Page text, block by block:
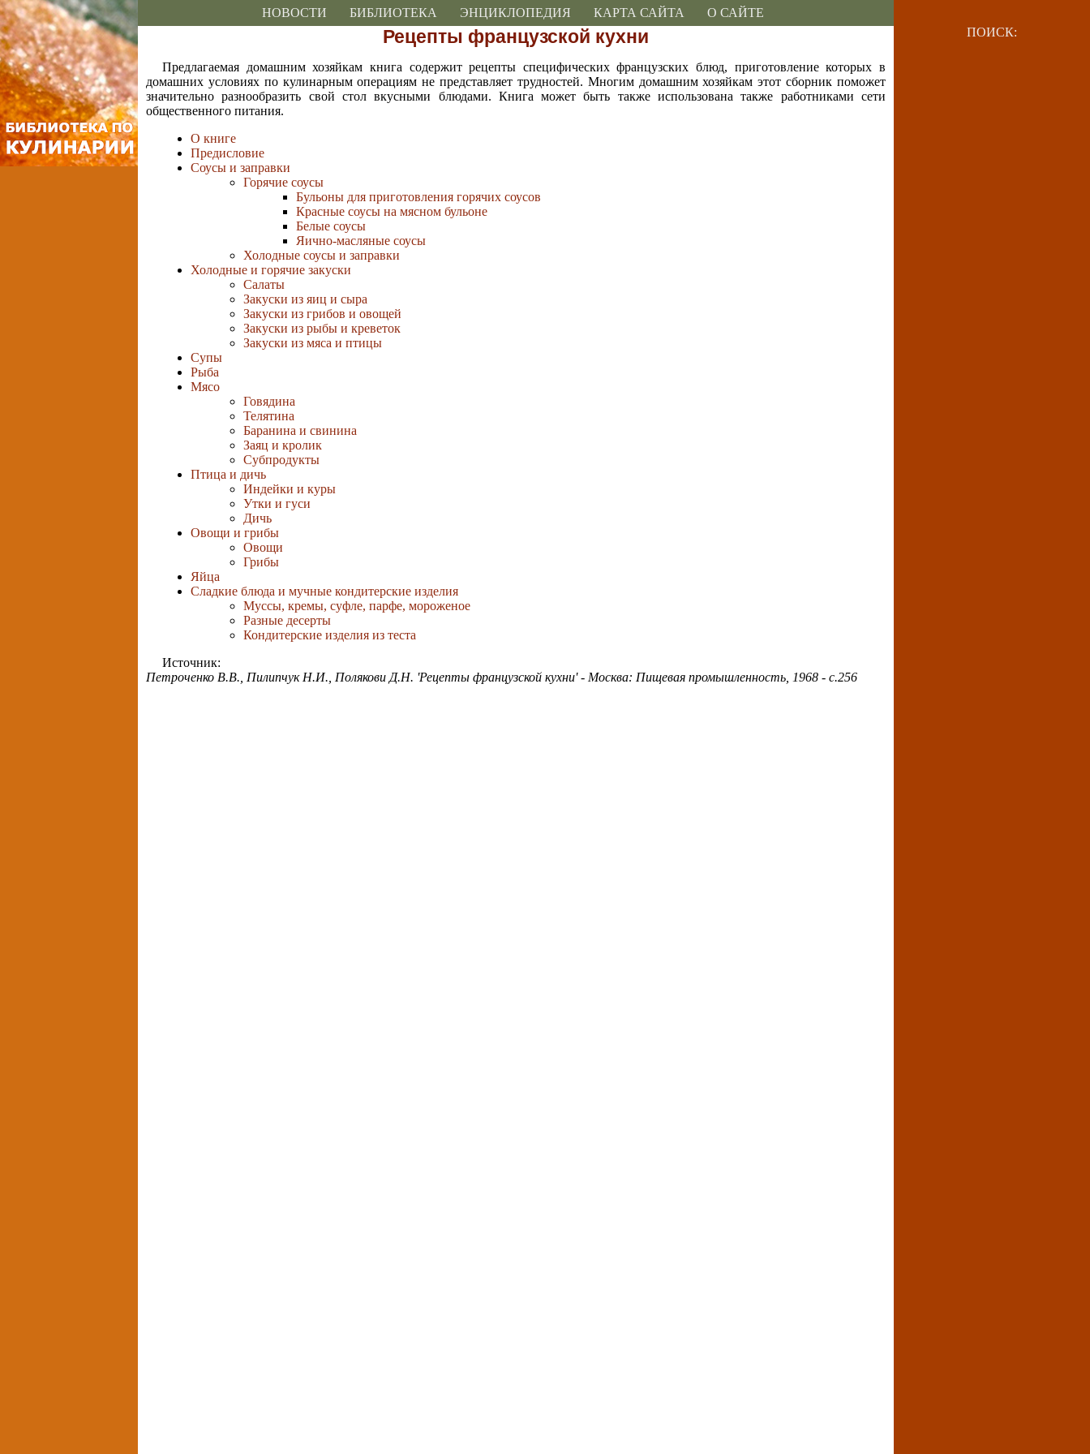
НОВОСТИ БИБЛИОТЕКА ЭНЦИКЛОПЕДИЯ КАРТА САЙТА О САЙТЕ
Рецепты французской кухни
Предлагаемая домашним хозяйкам книга содержит рецепты специфических французских блюд, приготовление которых в
домашних условиях по кулинарным операциям не представляет трудностей. Многим домашним хозяйкам этот сборник поможет
значительно разнообразить свой стол вкусными блюдами. Книга может быть также использована также работниками сети
общественного питания.
О книге
Предисловие
Соусы и заправки
Горячие соусы
Бульоны для приготовления горячих соусов
Красные соусы на мясном бульоне
Белые соусы
Яично-масляные соусы
Холодные соусы и заправки
Холодные и горячие закуски
Салаты
Закуски из яиц и сыра
Закуски из грибов и овощей
Закуски из рыбы и креветок
Закуски из мяса и птицы
Супы
Рыба
Мясо
Говядина
Телятина
Баранина и свинина
Заяц и кролик
Субпродукты
Птица и дичь
Индейки и куры
Утки и гуси
Дичь
Овощи и грибы
Овощи
Грибы
Яйца
Сладкие блюда и мучные кондитерские изделия
Муссы, кремы, суфле, парфе, мороженое
Разные десерты
Кондитерские изделия из теста
Источник:
Петроченко В.В., Пилипчук Н.И., Полякови Д.Н. 'Рецепты французской кухни' - Москва: Пищевая промышленность, 1968 - с.256
ПОИСК: